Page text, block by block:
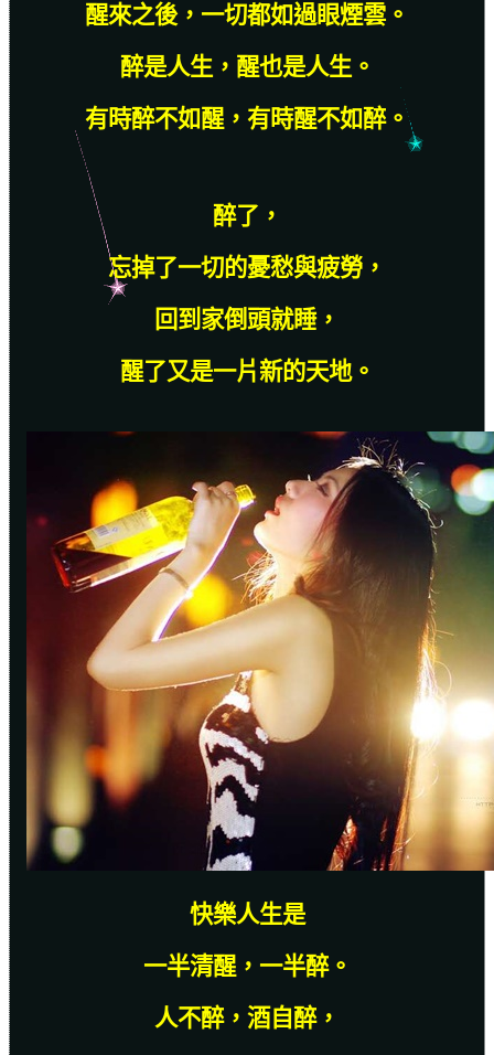
醒來之後，一切都如過眼煙雲。
醉是人生，醒也是人生。
有時醉不如醒，有時醒不如醉。
醉了，
忘掉了一切的憂愁與疲勞，
回到家倒頭就睡，
醒了又是一片新的天地。
快樂人生是
一半清醒，一半醉。
人不醉，酒自醉，